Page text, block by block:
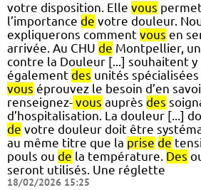
votre disposition. Elle vous
l’importance de votre douleur.
expliquerons comment vous en
arrivée. Au CHU de Montpellier,
contre la Douleur [...] souhaitent
également des unités spécialisées
vous éprouvez le besoin d’en
renseignez- vous auprès des
d’hospitalisation. La douleur [...]
de votre douleur doit être
au même titre que la prise de
pouls ou de la température. Des
seront utilisés. Une réglette
18/02/2026 15:25